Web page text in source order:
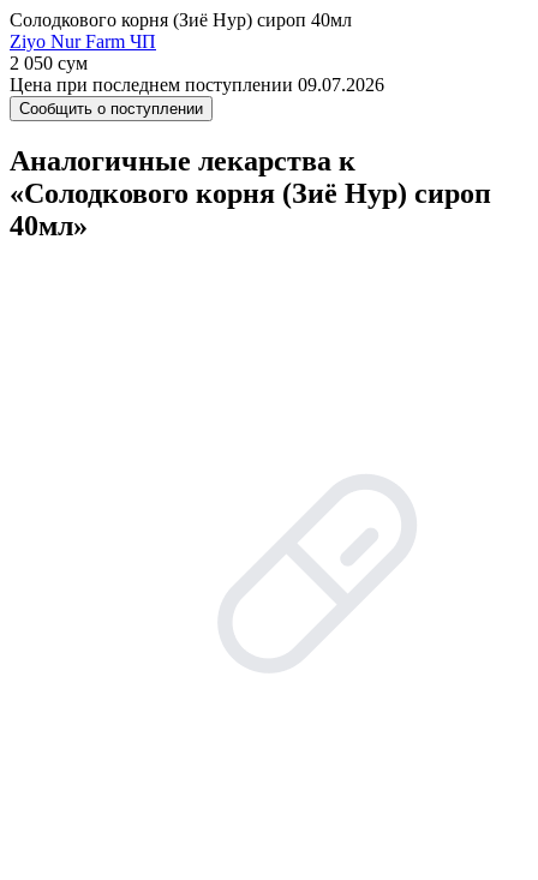
Солодкового корня (Зиё Нур) сироп 40мл
Ziyo Nur Farm ЧП
2 050 сум
Цена при последнем поступлении 09.07.2026
Сообщить о поступлении
Аналогичные лекарства к
«Солодкового корня (Зиё Нур) сироп
40мл»